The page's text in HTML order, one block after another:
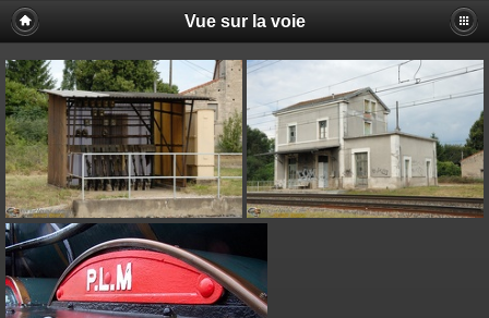
Vue sur la voie